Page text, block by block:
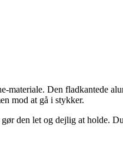
materiale. Den fladkantede
mod at gå i stykker.
den let og dejlig at holde.